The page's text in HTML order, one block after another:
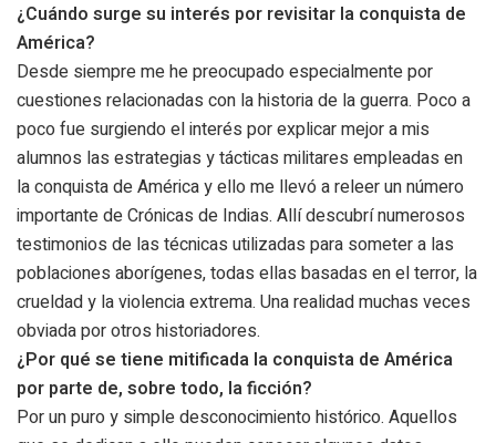
¿Cuándo surge su interés por revisitar la conquista de
América?
Desde siempre me he preocupado especialmente por
cuestiones relacionadas con la historia de la guerra. Poco a
poco fue surgiendo el interés por explicar mejor a mis
alumnos las estrategias y tácticas militares empleadas en
la conquista de América y ello me llevó a releer un número
importante de Crónicas de Indias. Allí descubrí numerosos
testimonios de las técnicas utilizadas para someter a las
poblaciones aborígenes, todas ellas basadas en el terror, la
crueldad y la violencia extrema. Una realidad muchas veces
obviada por otros historiadores.
¿Por qué se tiene mitificada la conquista de América
por parte de, sobre todo, la ficción?
Por un puro y simple desconocimiento histórico. Aquellos